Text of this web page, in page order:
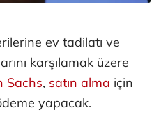
ev tadilatı ve
karşılamak üzere
Sachs, satın alma için
yapacak.